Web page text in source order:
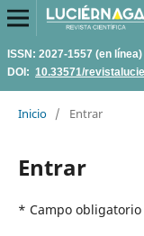
ISSN: 2027-1557 (en línea)
DOI: 10.33571/
Inicio / Entrar
Entrar
* Campo obligatorio